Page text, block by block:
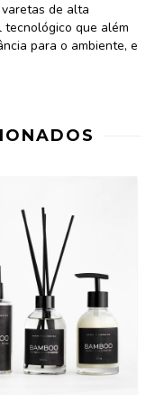
de alta
tecnológico que além
para o ambiente, e